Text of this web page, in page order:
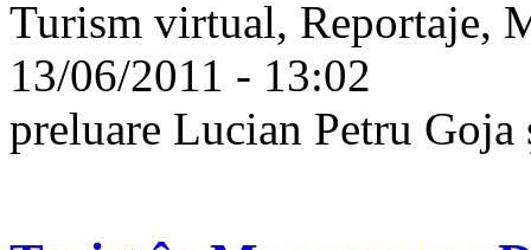
Turism virtual, Reportaje,
13/06/2011 - 13:02
preluare Lucian Petru Goja